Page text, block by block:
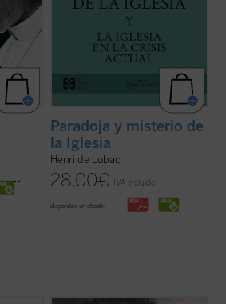
Paradoja y misterio de
la Iglesia
Henri de Lubac
28,00€ IVA incluido
disponible en ebook: